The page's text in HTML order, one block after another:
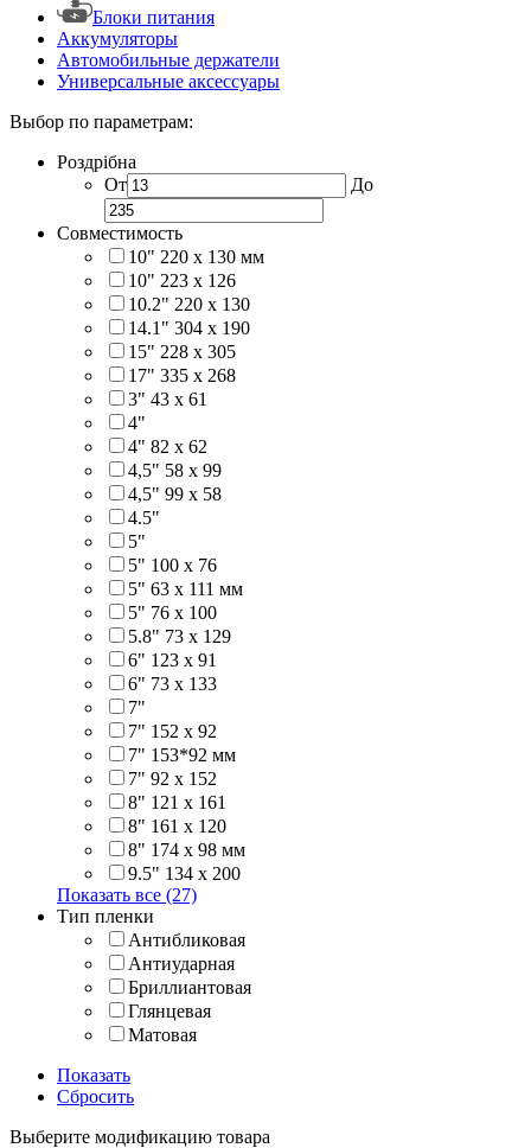
Блоки питания
Аккумуляторы
Автомобильные держатели
Универсальные аксессуары
Выбор по параметрам:
Роздрібна
От
До
Совместимость
10" 220 x 130 мм
10" 223 x 126
10.2" 220 x 130
14.1" 304 х 190
15" 228 x 305
17" 335 х 268
3" 43 x 61
4"
4" 82 x 62
4,5" 58 х 99
4,5" 99 x 58
4.5"
5"
5" 100 x 76
5" 63 x 111 мм
5" 76 х 100
5.8" 73 x 129
6" 123 х 91
6" 73 х 133
7"
7" 152 x 92
7" 153*92 мм
7" 92 х 152
8" 121 х 161
8" 161 х 120
8" 174 x 98 мм
9.5" 134 x 200
Показать все (27)
Тип пленки
Антибликовая
Антиударная
Бриллиантовая
Глянцевая
Матовая
Показать
Сбросить
Выберите модификацию товара